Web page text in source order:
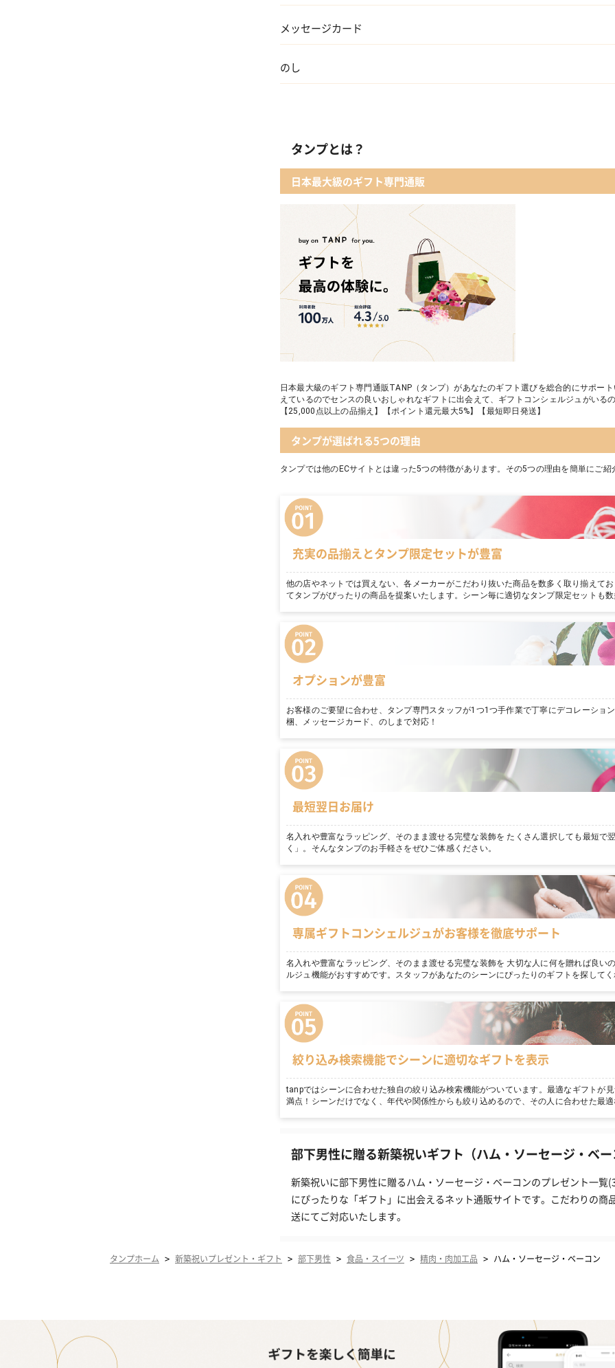
06 孫
メッセージカード
のし
タンプとは？
日本最大級のギフト専門通販
日本最大級のギフト専門通販TANP（タンプ）があなたのギフト選びを総合的にサポー
えているのでセンスの良いおしゃれなギフトに出会えて、ギフトコンシェルジュがいる
【25,000点以上の品揃え】【ポイント還元最大5%】【最短即日発送】
タンプが選ばれる5つの理由
タンプでは他のECサイトとは違った5つの特徴があります。その5つの理由を簡単にご紹
充実の品揃えとタンプ限定セットが豊富
他の店やネットでは買えない、各メーカーがこだわり抜いた商品を数多く取り揃えて
てタンプがぴったりの商品を提案いたします。シーン毎に適切なタンプ限定セットも数
オプションが豊富
お客様のご要望に合わせ、タンプ専門スタッフが1つ1つ手作業で丁寧にデコレーショ
梱、メッセージカード、のしまで対応！
最短翌日お届け
名入れや豊富なラッピング、そのまま渡せる完璧な装飾を たくさん選択しても最短で
く」。そんなタンプのお手軽さをぜひご体感ください。
専属ギフトコンシェルジュがお客様を徹底サポート
名入れや豊富なラッピング、そのまま渡せる完璧な装飾を 大切な人に何を贈れば良い
ルジュ機能がおすすめです。スタッフがあなたのシーンにぴったりのギフトを探してく
絞り込み検索機能でシーンに適切なギフトを表示
tanpではシーンに合わせた独自の絞り込み検索機能がついています。最適なギフトが
満点！シーンだけでなく、年代や関係性からも絞り込めるので、その人に合わせた最適
部下男性に贈る新築祝いギフト（ハム・ソーセージ・ベ
新築祝いに部下男性に贈るハム・ソーセージ・ベーコンのプレゼント一覧
にぴったりな「ギフト」に出会えるネット通販サイトです。こだわりの
送にてご対応いたします。
タンプホーム > 新築祝いプレゼント・ギフト > 部下男性 > 食品・スイーツ > 精肉・肉加工品 > ハム・ソーセージ・ベーコン